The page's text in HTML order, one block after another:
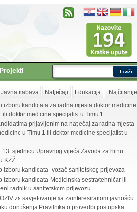
Projekti
Javna nabava Natječaji Edukacija
Najčitanije
izboru kandidata za radna mjesta doktor medicine
ili doktor medicine specijalist u Timu 1
prijavljenim na natječaj za radna mjesta
u Timu 1 ili doktor medicine specijalist u
13. sjednicu Upravnog vijeća Zavoda za hitnu
KZŽ
izboru kandidata -vozač sanitetskog prijevoza
izboru kandidata-Medicinska sestra/tehničar ili
radnik u sanitetskom prijevozu
za savjetovanje sa zainteresiranom javnošću
donošenja Pravilnika o provedbi postupaka